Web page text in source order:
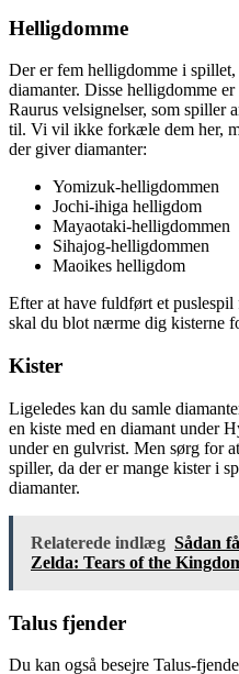
Helligdomme
Der er fem helligdomme i
diamanter. Disse helligdomme
Raurus velsignelser, som spiller
til. Vi vil ikke forkæle dem her,
der giver diamanter:
Yomizuk-helligdommen
Jochi-ihiga helligdom
Mayaotaki-helligdommen
Sihajog-helligdommen
Maoikes helligdom
Efter at have fuldført et
skal du blot nærme dig kisterne
Kister
Ligeledes kan du samle
en kiste med en diamant under
under en gulvrist. Men sørg for
spiller, da der er mange kister i
diamanter.
Relaterede indlæg Sådan
Zelda: Tears of the
Talus fjender
Du kan også besejre Talus-